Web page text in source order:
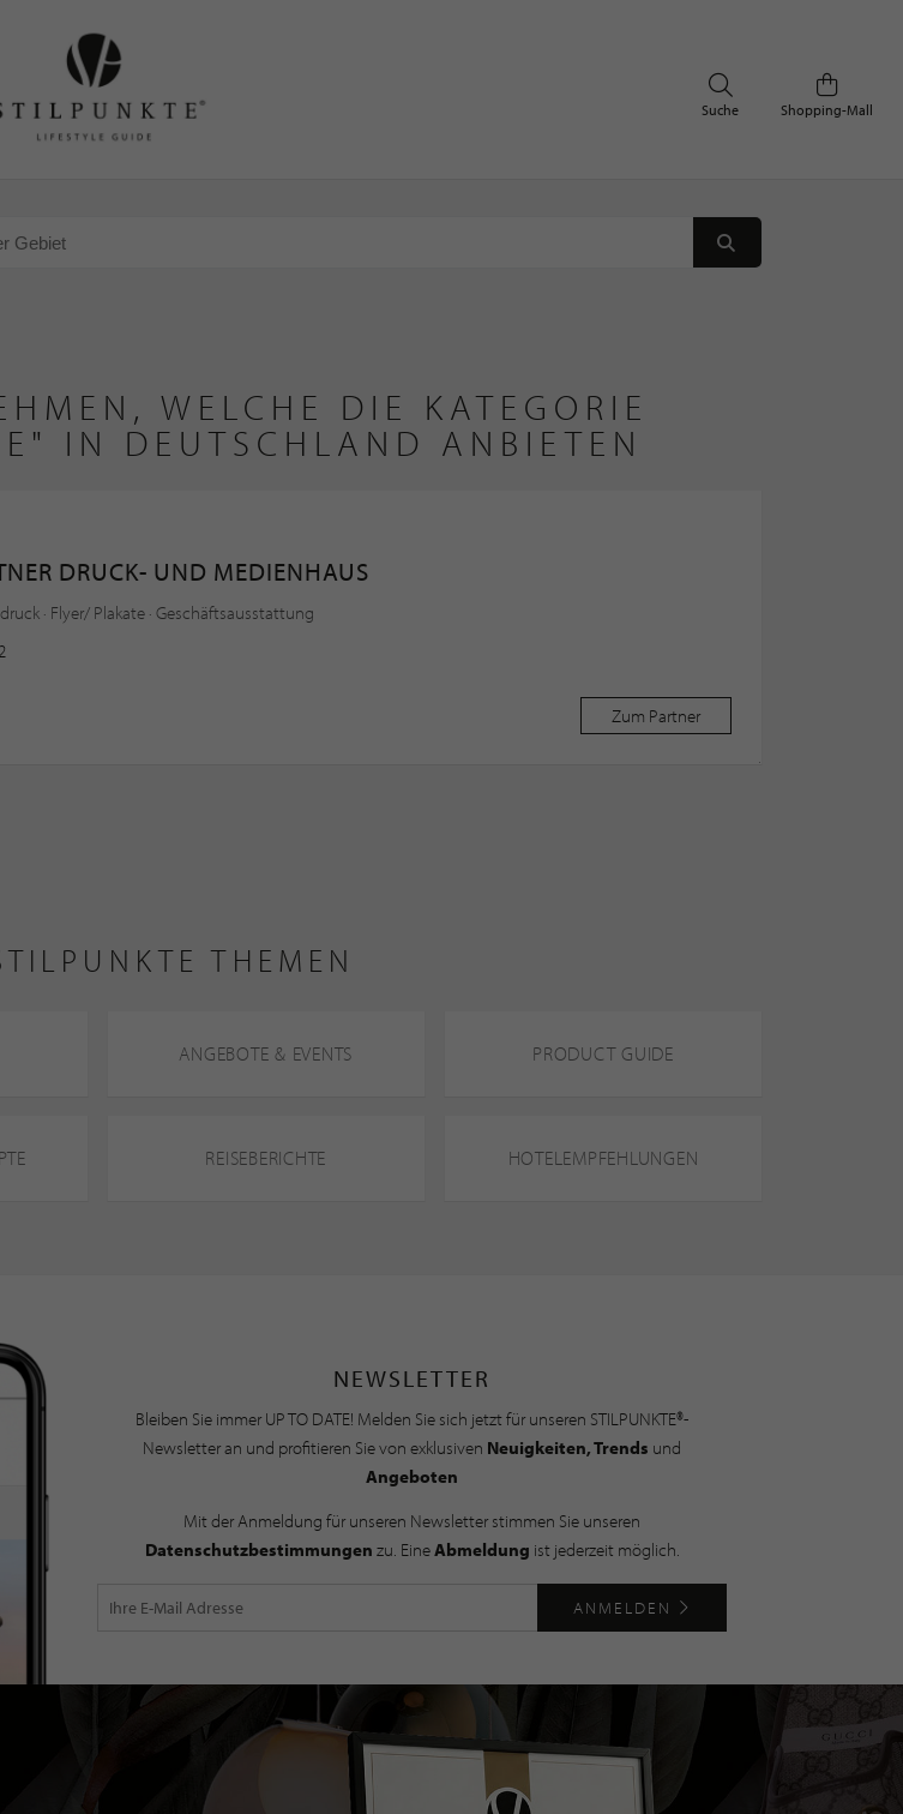
Shopping-Mall
Suche
WELCHE DIE KATEGORIE
IN DEUTSCHLAND ANBIETEN
DRUCK- UND MEDIENHAUS
· Flyer/ Plakate · Geschäftsausstattung
Zum Partner
THEMEN
ANGEBOTE & EVENTS PRODUCT GUIDE
REISEBERICHTE HOTELEMPFEHLUNGEN
NEWSLETTER
Bleiben Sie immer UP TO DATE! Melden Sie sich jetzt für unseren STILPUNKTE®-
Newsletter an und profitieren Sie von exklusiven Neuigkeiten, Trends und
Angeboten
Mit der Anmeldung für unseren Newsletter stimmen Sie unseren
Datenschutzbestimmungen zu. EineAbmeldung ist jederzeit möglich.
ANMELDEN